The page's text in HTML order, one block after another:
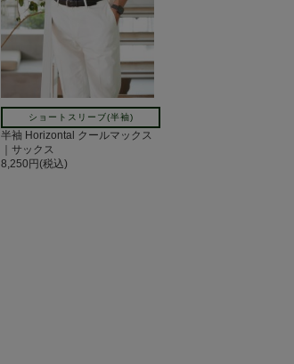
ショートスリーブ(半袖)
半袖 Horizontal クールマックス
｜サックス
8,250円(税込)